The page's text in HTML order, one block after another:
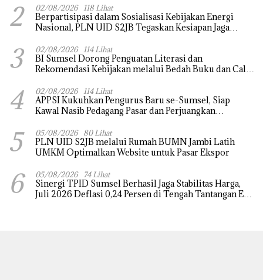
Inflasi
2 02/08/2026 118 Lihat
Berpartisipasi dalam Sosialisasi Kebijakan Energi
Nasional, PLN UID S2JB Tegaskan Kesiapan Jaga
3 02/08/2026 114 Lihat
BI Sumsel Dorong Penguatan Literasi dan
Rekomendasi Kebijakan melalui Bedah Buku dan Call
2026
4 02/08/2026 114 Lihat
APPSI Kukuhkan Pengurus Baru se-Sumsel, Siap
Kawal Nasib Pedagang Pasar dan Perjuangkan
5 05/08/2026 80 Lihat
PLN UID S2JB melalui Rumah BUMN Jambi Latih
UMKM Optimalkan Website untuk Pasar Ekspor
6 05/08/2026 74 Lihat
Sinergi TPID Sumsel Berhasil Jaga Stabilitas Harga,
Juli 2026 Deflasi 0,24 Persen di Tengah Tantangan El